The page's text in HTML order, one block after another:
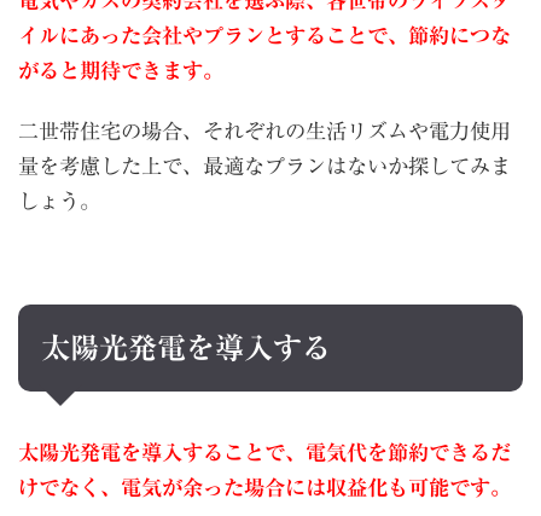
イルにあった会社やプランとすることで、節約につな
がると期待できます。
二世帯住宅の場合、それぞれの生活リズムや電力使用
量を考慮した上で、最適なプランはないか探してみま
しょう。
太陽光発電を導入する
太陽光発電を導入することで、電気代を節約できるだ
けでなく、電気が余った場合には収益化も可能です。